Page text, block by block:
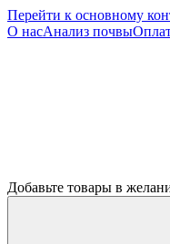
Перейти к основному
О насАнализ почвы
Добавьте товары в